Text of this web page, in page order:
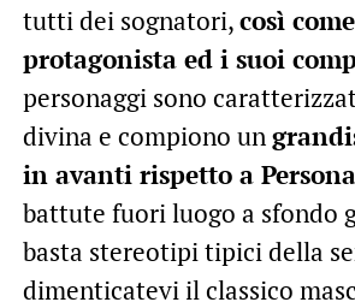
tutti dei sognatori,così
protagonista ed i suoi
personaggi sono
divina e compiono un
in avanti rispetto a Persona
battute fuori luogo a sfondo
basta stereotipi tipici della
dimenticatevi il classico